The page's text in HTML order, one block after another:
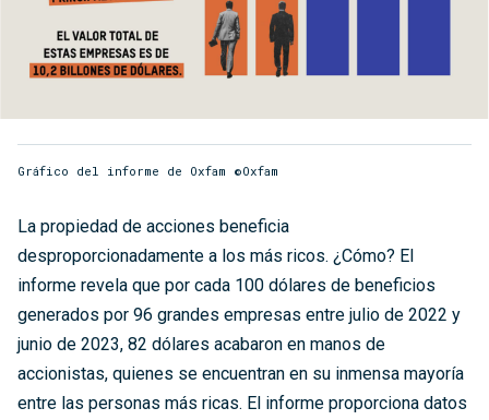
Gráfico del informe de Oxfam ©Oxfam
La propiedad de acciones beneficia
desproporcionadamente a los más ricos. ¿Cómo? El
informe revela que por cada 100 dólares de beneficios
generados por 96 grandes empresas entre julio de 2022 y
junio de 2023, 82 dólares acabaron en manos de
accionistas, quienes se encuentran en su inmensa mayoría
entre las personas más ricas. El informe proporciona datos